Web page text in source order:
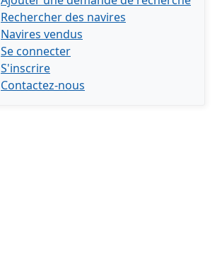
Rechercher des navires
Navires vendus
Se connecter
S'inscrire
Contactez-nous